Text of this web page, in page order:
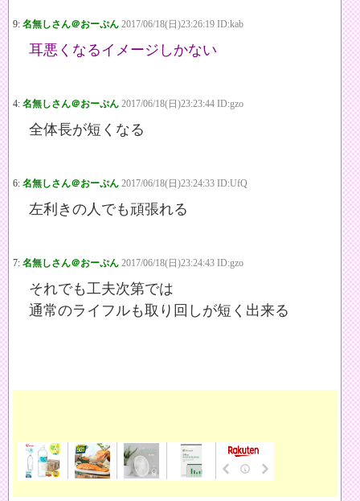
9: 名無しさん＠おーぷん 2017/06/18(日)23:26:19 ID:kab
耳悪くなるイメージしかない
4: 名無しさん＠おーぷん 2017/06/18(日)23:23:44 ID:gzo
全体長が短くなる
6: 名無しさん＠おーぷん 2017/06/18(日)23:24:33 ID:UfQ
左利きの人でも頑張れる
7: 名無しさん＠おーぷん 2017/06/18(日)23:24:43 ID:gzo
それでも工夫次第では
通常のライフルも取り回しが短く出来る